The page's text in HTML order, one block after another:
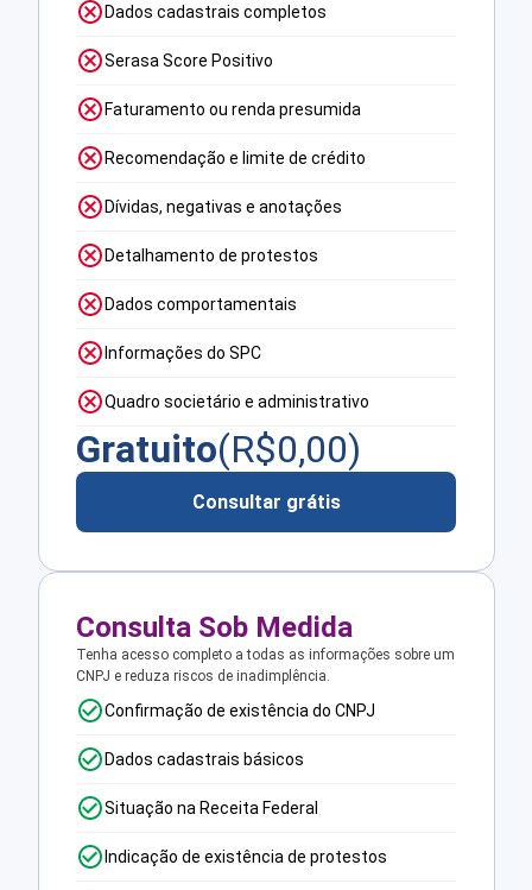
Dados cadastrais completos
Serasa Score Positivo
Faturamento ou renda presumida
Recomendação e limite de crédito
Dívidas, negativas e anotações
Detalhamento de protestos
Dados comportamentais
Informações do SPC
Quadro societário e administrativo
Gratuito(R$0,00)
Consultar grátis
Consulta Sob Medida
Tenha acesso completo a todas as informações sobre um
CNPJ e reduza riscos de inadimplência.
Confirmação de existência do CNPJ
Dados cadastrais básicos
Situação na Receita Federal
Indicação de existência de protestos